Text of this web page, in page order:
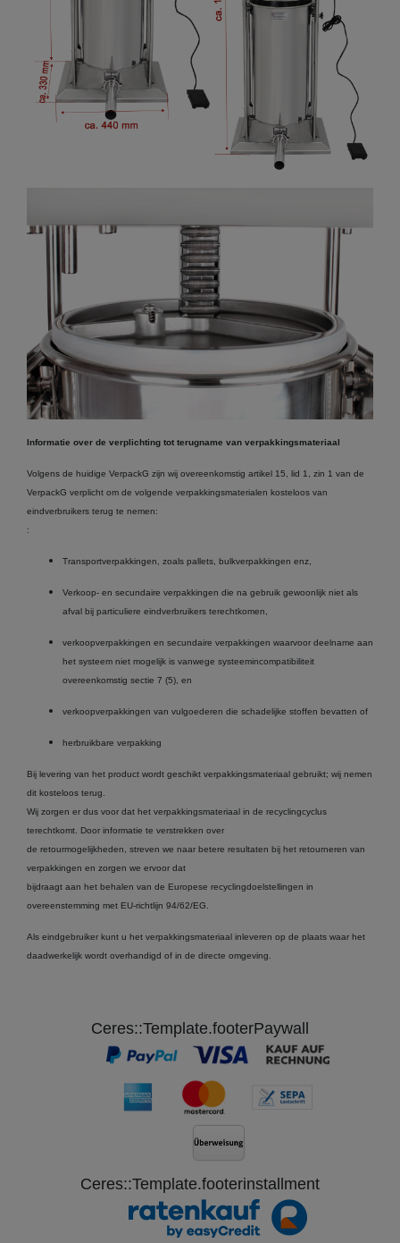
Informatie over de verplichting tot terugname van verpakkingsmateriaal
Volgens de huidige VerpackG zijn wij overeenkomstig artikel 15, lid 1, zin 1 van de
VerpackG verplicht om de volgende verpakkingsmaterialen kosteloos van
eindverbruikers terug te nemen:
:
Transportverpakkingen, zoals pallets, bulkverpakkingen enz,
Verkoop- en secundaire verpakkingen die na gebruik gewoonlijk niet als
afval bij particuliere eindverbruikers terechtkomen,
verkoopverpakkingen en secundaire verpakkingen waarvoor deelname aan
het systeem niet mogelijk is vanwege systeemincompatibiliteit
overeenkomstig sectie 7 (5), en
verkoopverpakkingen van vulgoederen die schadelijke stoffen bevatten of
herbruikbare verpakking
Bij levering van het product wordt geschikt verpakkingsmateriaal gebruikt; wij nemen
dit kosteloos terug.
Wij zorgen er dus voor dat het verpakkingsmateriaal in de recyclingcyclus
terechtkomt. Door informatie te verstrekken over
de retourmogelijkheden, streven we naar betere resultaten bij het retourneren van
verpakkingen en zorgen we ervoor dat
bijdraagt aan het behalen van de Europese recyclingdoelstellingen in
overeenstemming met EU-richtlijn 94/62/EG.
Als eindgebruiker kunt u het verpakkingsmateriaal inleveren op de plaats waar het
daadwerkelijk wordt overhandigd of in de directe omgeving.
Ceres::Template.footerPaywall
Ceres::Template.footerinstallment